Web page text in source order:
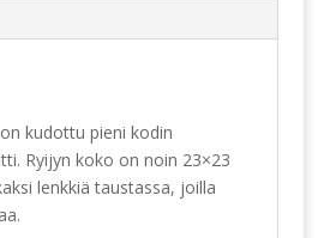
kudottu pieni kodin
Ryijyn koko on noin 23×23
lenkkiä taustassa, joilla